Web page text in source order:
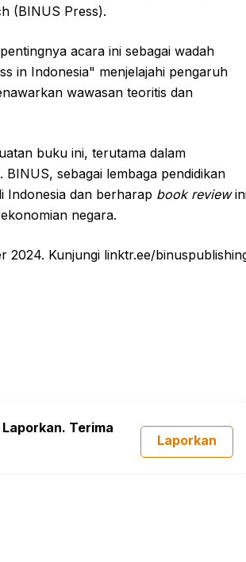
(BINUS Press).
acara ini sebagai wadah
in Indonesia" menjelajahi pengaruh
wawasan teoritis dan
buku ini, terutama dalam
sebagai lembaga pendidikan
Indonesia dan berharap book review
negara.
2024. Kunjungi linktr.ee/
Terima
Laporkan